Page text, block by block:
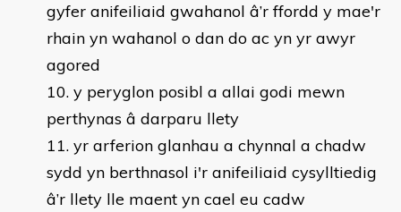
gyfer anifeiliaid gwahanol â’r ffordd y mae'r
rhain yn wahanol o dan do ac yn yr awyr
agored
y peryglon posibl a allai godi mewn
perthynas â darparu llety
yr arferion glanhau a chynnal a chadw
sydd yn berthnasol i'r anifeiliaid cysylltiedig
â’r llety lle maent yn cael eu cadw